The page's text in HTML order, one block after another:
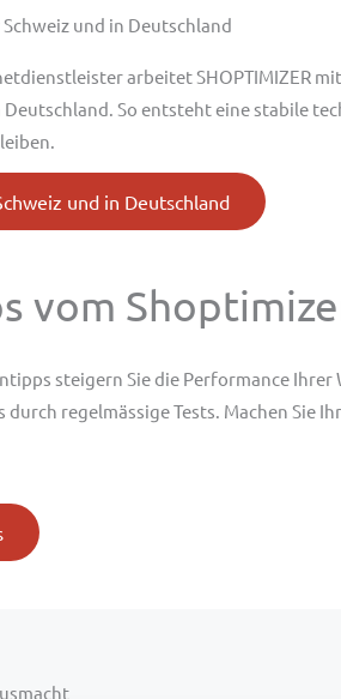
und in Deutschland
arbeitet SHOPTIMIZER
So entsteht eine stabile
und in Deutschland
vom
steigern Sie die Performance
regelmässige Tests. Machen Sie